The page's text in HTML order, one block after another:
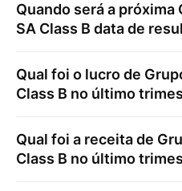
Quando será a próxima
SA Class B data de
Qual foi o lucro de
Class B no último
Qual foi a receita de
Class B no último